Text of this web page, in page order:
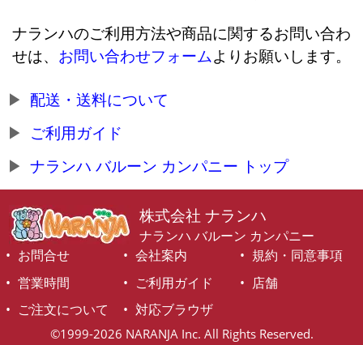
ナランハのご利用方法や商品に関するお問い合わ
せは、 お問い合わせフォームよりお願いします。
配送・送料について
ご利用ガイド
ナランハ バルーン カンパニー トップ
株式会社 ナランハ
ナランハ バルーン カンパニー
お問合せ
会社案内
規約・同意事項
営業時間
ご利用ガイド
店舗
ご注文について
対応ブラウザ
©1999-2026 NARANJA Inc. All Rights Reserved.